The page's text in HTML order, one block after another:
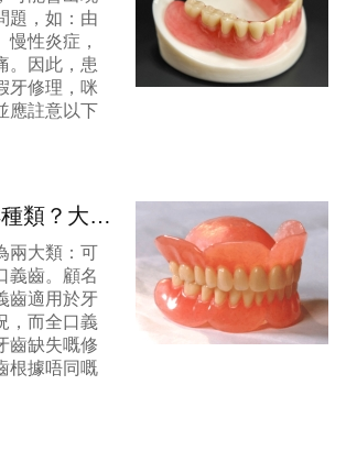
題，如：由
慢性炎症，
。因此，患
牙修理，咪
應註意以下
類？大陸
兩大類：可
義齒。顧名
齒適用於牙
，而全口義
齒缺失嘅修
根據唔同嘅